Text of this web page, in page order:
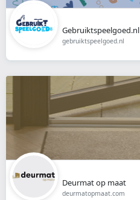
Gebruiktspeelgoed.nl
gebruiktspeelgoed.nl
Deurmat op maat
deurmatopmaat.com